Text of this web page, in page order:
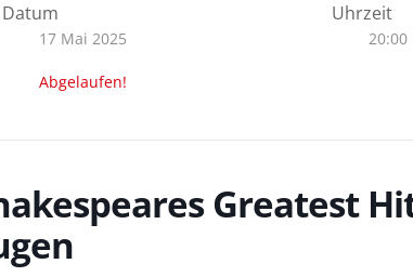
Datum
17 Mai 2025
Abgelaufen!
Uhrzeit
20:00
Greatest